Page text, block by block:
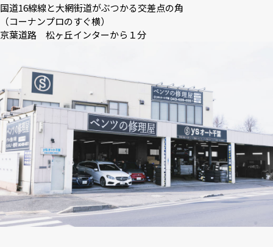
国道16線線と大網街道がぶつかる交差点の角
（コーナンプロのすぐ横）
京葉道路 松ヶ丘インターから１分